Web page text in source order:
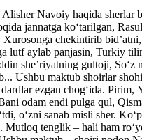
Navoiy haqida
jannatga ko‘tarilgan,
chekintirib
lutf aylab panjasin, Turkiy
she’riyatning gultoji,
Ushbu maktub shoirlar
ezgan chog‘ida.
odam endi pulga qul,
o‘zni sanab misli sher.
tenglik – hali ham